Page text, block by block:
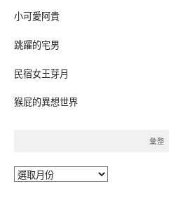
小可愛阿貴
跳躍的宅男
民宿女王芽月
猴屁的異想世界
彙整
彙